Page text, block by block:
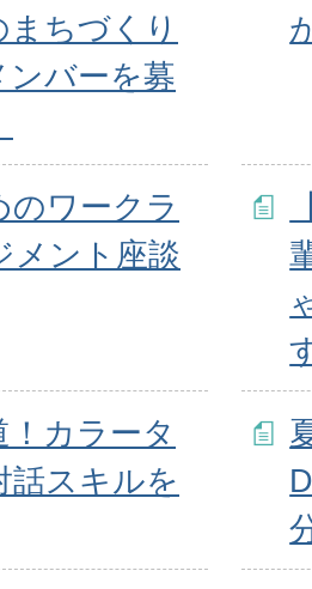
ちづくり
ンバーを募
のワークラ
メント座談
カラータ
話スキルを